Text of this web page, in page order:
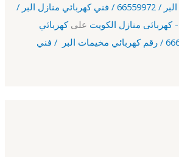
رقم كهربائي مخيمات البر / 66559972 / فني كهربائي منازل البر /
كهربائى منازل الكويت علىكهربائي
مخيمات البر / 66629504 / رقم كهربائي مخيمات البر / فني